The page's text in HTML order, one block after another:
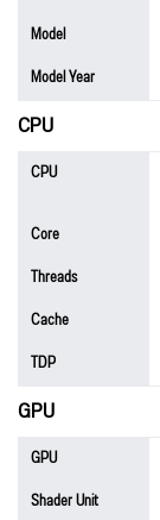
Model
Model Year
CPU
CPU
Core
Threads
Cache
TDP
GPU
GPU
Shader Unit